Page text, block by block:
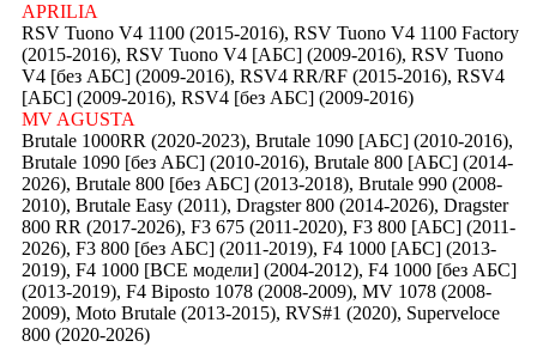
APRILIA
RSV Tuono V4 1100 (2015-2016), RSV Tuono V4 1100 Factory
(2015-2016), RSV Tuono V4 [АБС] (2009-2016), RSV Tuono
V4 [без АБС] (2009-2016), RSV4 RR/RF (2015-2016), RSV4
[АБС] (2009-2016), RSV4 [без АБС] (2009-2016)
MV AGUSTA
Brutale 1000RR (2020-2023), Brutale 1090 [АБС] (2010-2016),
Brutale 1090 [без АБС] (2010-2016), Brutale 800 [АБС] (2014-
2026), Brutale 800 [без АБС] (2013-2018), Brutale 990 (2008-
2010), Brutale Easy (2011), Dragster 800 (2014-2026), Dragster
800 RR (2017-2026), F3 675 (2011-2020), F3 800 [АБС] (2011-
2026), F3 800 [без АБС] (2011-2019), F4 1000 [АБС] (2013-
2019), F4 1000 [ВСЕ модели] (2004-2012), F4 1000 [без АБС]
(2013-2019), F4 Biposto 1078 (2008-2009), MV 1078 (2008-
2009), Moto Brutale (2013-2015), RVS#1 (2020), Superveloce
800 (2020-2026)